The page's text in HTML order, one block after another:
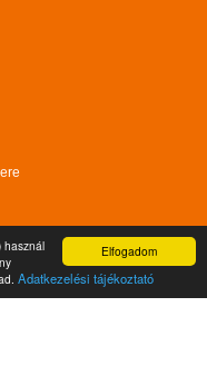
Elfogadom
használ
Adatkezelési tájékoztató
ügyviteli és